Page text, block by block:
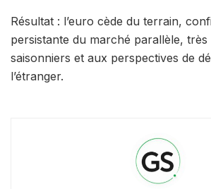
Résultat : l’euro cède du terrain,
persistante du marché parallèle,
saisonniers et aux perspectives de
l’étranger.